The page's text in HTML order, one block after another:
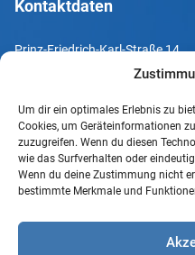
Um dir ein optimales Erlebnis zu
Cookies, um Geräteinformationen
zuzugreifen. Wenn du diesen
wie das Surfverhalten oder
Wenn du deine Zustimmung nicht
bestimmte Merkmale und
Kontaktdaten
Prinz-Friedrich-Karl-Straße 14
Tel. +49 231 952052-10
Fax +49 231 952052-60
e-Mail info@uv-do.de
Internet www.uv-do.de